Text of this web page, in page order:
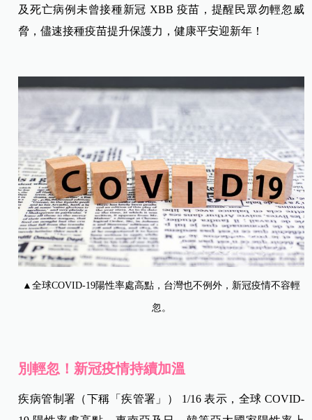
及死亡病例未曾接種新冠 XBB 疫苗，提醒民眾勿輕忽威
脅，儘速接種疫苗提升保護力，健康平安迎新年！
▲全球COVID-19陽性率處高點，台灣也不例外，新冠疫情不容輕
忽。
別輕忽！新冠疫情持續加溫
疾病管制署（下稱「疾管署」） 1/16 表示，全球 COVID-